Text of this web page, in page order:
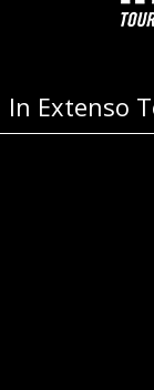
In Extenso